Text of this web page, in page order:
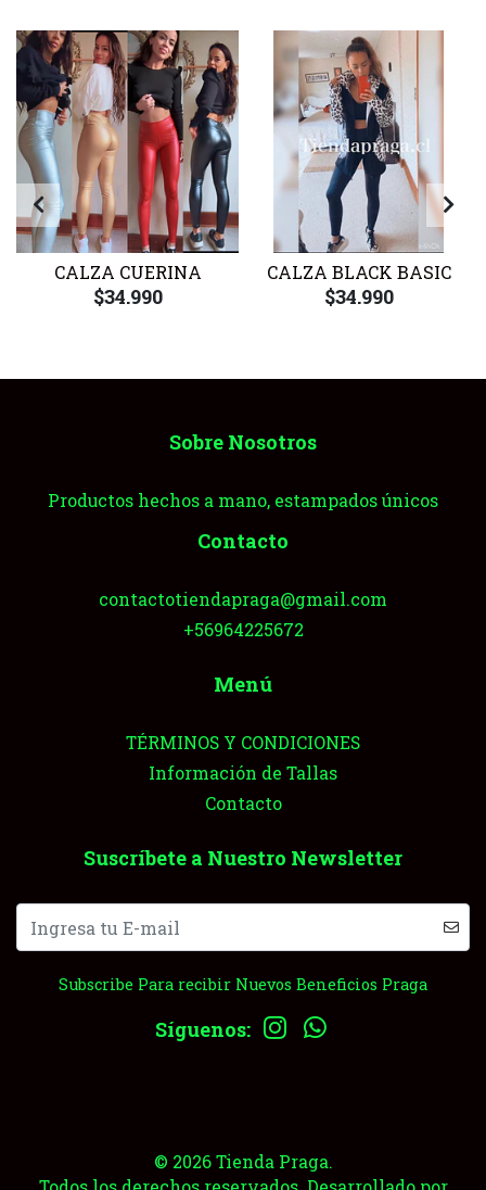
CALZA CUERINA
$34.990
CALZA BLACK BASIC
$34.990
Sobre Nosotros
Productos hechos a mano, estampados únicos
Contacto
contactotiendapraga@gmail.com
+56964225672
Menú
TÉRMINOS Y CONDICIONES
Información de Tallas
Contacto
Suscríbete a Nuestro Newsletter
Subscribe Para recibir Nuevos Beneficios Praga
Síguenos:
© 2026 Tienda Praga.